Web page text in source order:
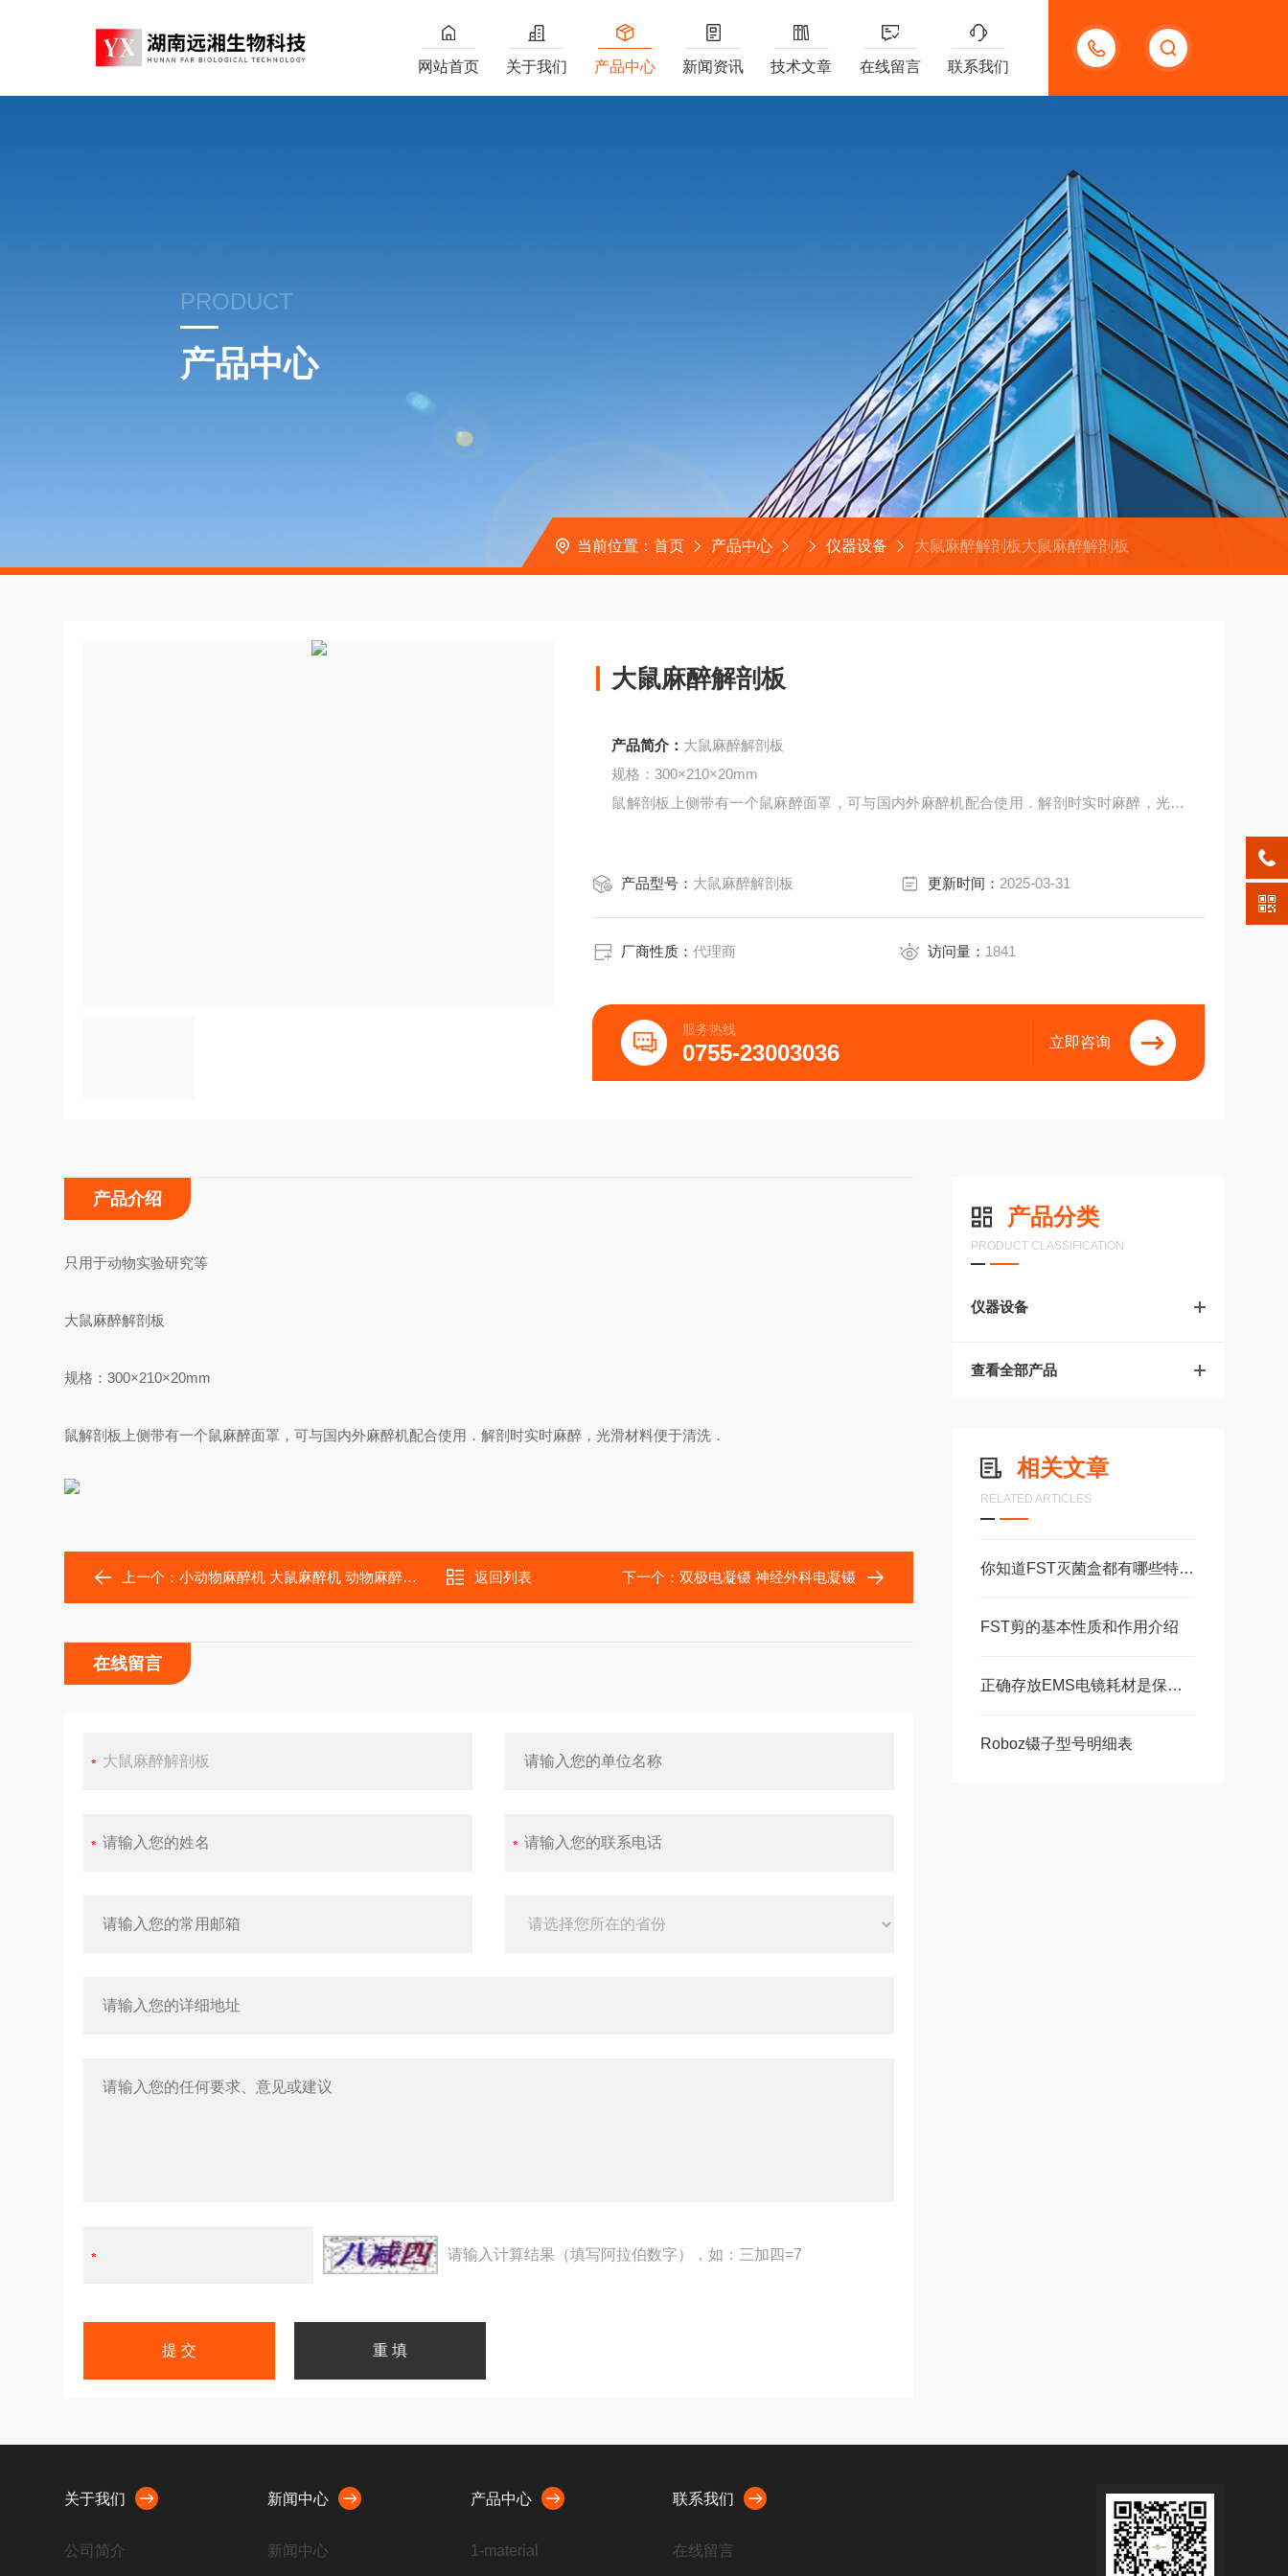
18123966210
网站首页 关于我们 产品中心 新闻资讯 技术文章 在线留言 联系我们
PRODUCT
产品中心
当前位置： 首页 产品中心 仪器设备 大鼠麻醉解剖板大鼠麻醉解剖板
大鼠麻醉解剖板
产品简介： 大鼠麻醉解剖板
规格：300×210×20mm
鼠解剖板上侧带有一个鼠麻醉面罩，可与国内外麻醉机配合使用．解剖时实时麻醉，光滑
产品型号： 大鼠麻醉解剖板 更新时间： 2025-03-31
厂商性质：代理商 访问量： 1841
服务热线
0755-23003036 立即咨询
产品分类
PRODUCT CLASSIFICATION
仪器设备
查看全部产品
相关文章
RELATED ARTICLES
你知道FST灭菌盒都有哪些特性吗
FST剪的基本性质和作用介绍
正确存放EMS电镜耗材是保障成像质量的关键
Roboz镊子型号明细表
产品介绍
只用于动物实验研究等
大鼠麻醉解剖板
规格：300×210×20mm
鼠解剖板上侧带有一个鼠麻醉面罩，可与国内外麻醉机配合使用．解剖时实时麻醉，光滑材料便于清洗．
上一个：小动物麻醉机 大鼠麻醉机 动物麻醉机 小型麻醉机 返回列表 下一个： 双极电凝镊 神经外科电凝镊
在线留言
请输入计算结果（填写阿拉伯数字），如：三加四=7
关于我们
公司简介
新闻中心
新闻中心
产品中心
1-material
联系我们
在线留言